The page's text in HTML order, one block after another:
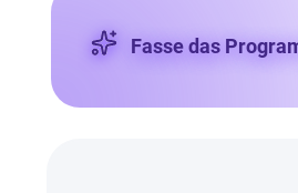
Fasse das